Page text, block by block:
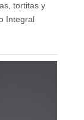
tortitas y
Integral